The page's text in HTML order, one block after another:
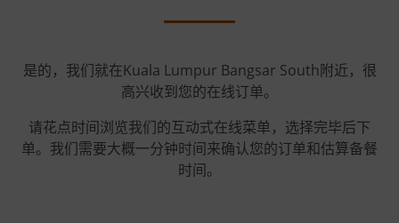
是的，我们就在Kuala Lumpur Bangsar South附近，很
高兴收到您的在线订单。
请花点时间浏览我们的互动式在线菜单，选择完毕后下
单。我们需要大概一分钟时间来确认您的订单和估算备餐
时间。